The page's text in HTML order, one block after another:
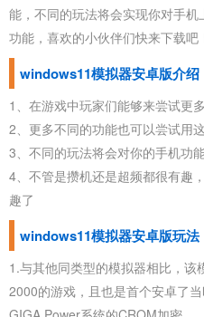
能，不同的玩法将会实现你对手
功能，喜欢的小伙伴们快来下载吧
windows11模拟器安卓版介绍
1、在游戏中玩家们能够来尝试更
2、更多不同的功能也可以尝试用
3、不同的玩法将会对你的手机功
4、不管是攒机还是超频都很有趣
趣了
windows11模拟器安卓版玩法
1.与其他同类型的模拟器相比，该
2000的游戏，且也是首个安卓了